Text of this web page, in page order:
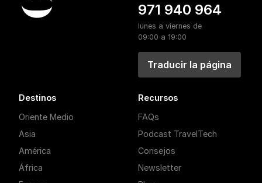
971 940 964
lunes a viernes de
09:00 a 19:00
Traducir la página
Destinos
Oriente Medio
Asia
América
África
Recursos
FAQs
Podcast TravelTech
Consejos
Newsletter